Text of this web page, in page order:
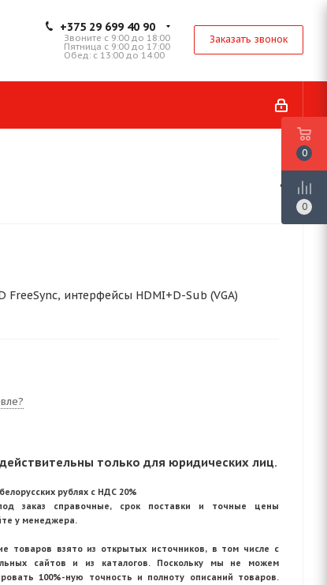
+375 29 699 40 90
Звоните с 9:00 до 18:00
Пятница с 9:00 до 17:00
Обед: с 13:00 до 14:00
Заказать звонок
FreeSync, интерфейсы HDMI+D-Sub (VGA)
только для юридических лиц.
рублях с НДС 20%
заказ справочные, срок поставки и точные цены
у менеджера.
товаров взято из открытых источников, в том числе с
сайтов и из каталогов. Поскольку мы не можем
100%-ную точность и полноту описаний товаров.
0
0